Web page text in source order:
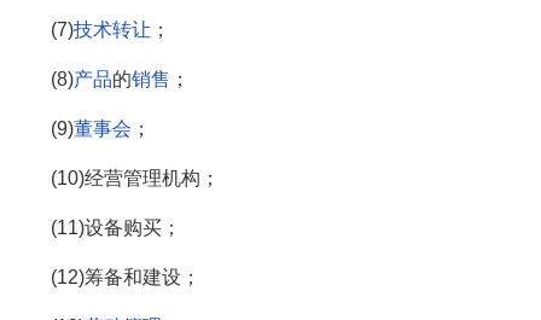
(7)技术转让 ；
(8)产品的销售 ；
(9)董事会 ；
(10)经营管理机构；
(11)设备购买；
(12)筹备和建设；